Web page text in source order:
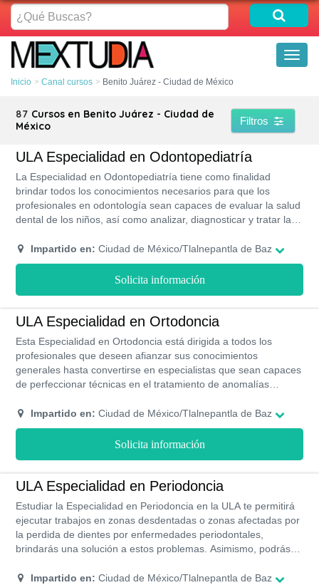
¿Qué
Buscas?
Inicio Canal cursos Benito Juárez - Ciudad de México
87 Cursos en Benito Juárez - Ciudad de
México
Filtros
ULA Especialidad en Odontopediatría
La Especialidad en Odontopediatría tiene como finalidad
brindar todos los conocimientos necesarios para que los
profesionales en odontología sean capaces de evaluar la salud
dental de los niños, así como analizar, diagnosticar y tratar las
la dentadura. La Universidad Latinoamericana imparte esta
especialidad bajo la modalidad presencial para que los
estudiantes realicen todas las prácticas de laboratorio
requeridas. Esta especialidad tiene una duración aproximada
Impartido en: Ciudad de México/Tlalnepantla de Baz
Solicita información
ULA Especialidad en Ortodoncia
Esta Especialidad en Ortodoncia está dirigida a todos los
profesionales que deseen afianzar sus conocimientos
generales hasta convertirse en especialistas que sean capaces
de perfeccionar técnicas en el tratamiento de anomalías
Impartido en: Ciudad de México/Tlalnepantla de Baz
Solicita información
ULA Especialidad en Periodoncia
Estudiar la Especialidad en Periodoncia en la ULA te permitirá
ejecutar trabajos en zonas desdentadas o zonas afectadas por
la perdida de dientes por enfermedades periodontales,
brindarás una solución a estos problemas. Asimismo, podrás
sobre los tejidos y estructuras anatómicas.
Impartido en: Ciudad de México/Tlalnepantla de Baz